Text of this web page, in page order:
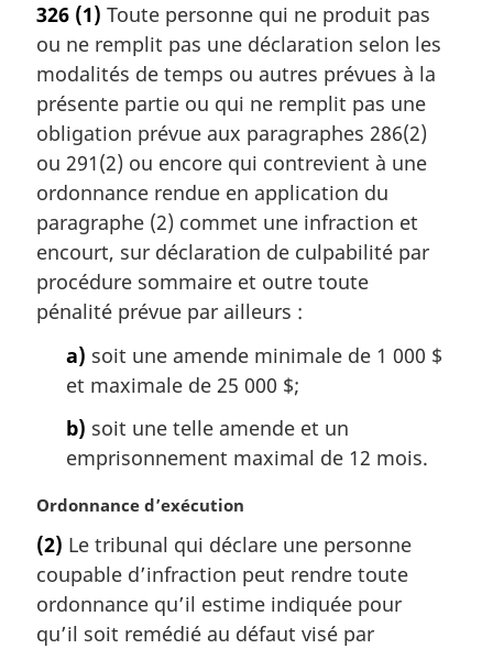
t
e
m
a
r
g
i
n
a
l
e
:
326 (1) Toute personne qui ne produit pas
ou ne remplit pas une déclaration selon les
modalités de temps ou autres prévues à la
présente partie ou qui ne remplit pas une
obligation prévue aux paragraphes 286(2)
ou 291(2) ou encore qui contrevient à une
ordonnance rendue en application du
paragraphe (2) commet une infraction et
encourt, sur déclaration de culpabilité par
procédure sommaire et outre toute
pénalité prévue par ailleurs :
a) soit une amende minimale de 1 000 $
et maximale de 25 000 $;
b) soit une telle amende et un
emprisonnement maximal de 12 mois.
N
t
e
m
a
Ordonnance d’exécution
(2) Le tribunal qui déclare une personne
coupable d’infraction peut rendre toute
ordonnance qu’il estime indiquée pour
qu’il soit remédié au défaut visé par